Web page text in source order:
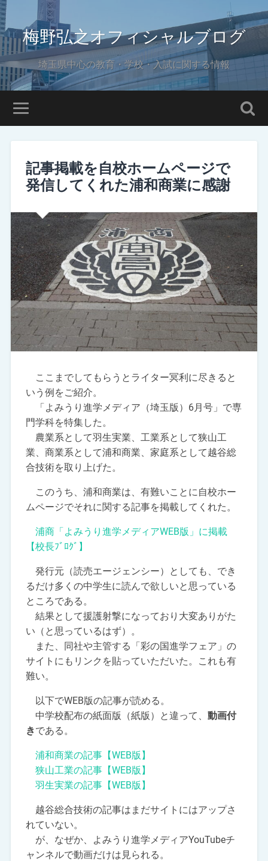
梅野弘之オフィシャルブログ
埼玉県中心の教育・学校・入試に関する情報
記事掲載を自校ホームページで
発信してくれた浦和商業に感謝
ここまでしてもらうとライター冥利に尽きると
いう例をご紹介。
「よみうり進学メディア（埼玉版）6月号」で専
門学科を特集した。
農業系として羽生実業、工業系として狭山工
業、商業系として浦和商業、家庭系として越谷総
合技術を取り上げた。
このうち、浦和商業は、有難いことに自校ホー
ムページでそれに関する記事を掲載してくれた。
浦商「よみうり進学メディアWEB版」に掲載
【校長ﾌﾞﾛｸﾞ】
発行元（読売エージェンシー）としても、でき
るだけ多くの中学生に読んで欲しいと思っている
ところである。
結果として援護射撃になっており大変ありがた
い（と思っているはず）。
また、同社や主管する「彩の国進学フェア」の
サイトにもリンクを貼っていただいた。これも有
難い。
以下でWEB版の記事が読める。
中学校配布の紙面版（紙版）と違って、 動画付
きである。
浦和商業の記事【WEB版】
狭山工業の記事【WEB版】
羽生実業の記事【WEB版】
越谷総合技術の記事はまだサイトにはアップさ
れていない。
が、なぜか、よみうり進学メディアYouTubeチ
ャンネルで動画だけは見られる。